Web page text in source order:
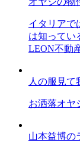
イタリアで
は知ってい
LEON不動
人の服見て
お洒落オヤ
山本益博の